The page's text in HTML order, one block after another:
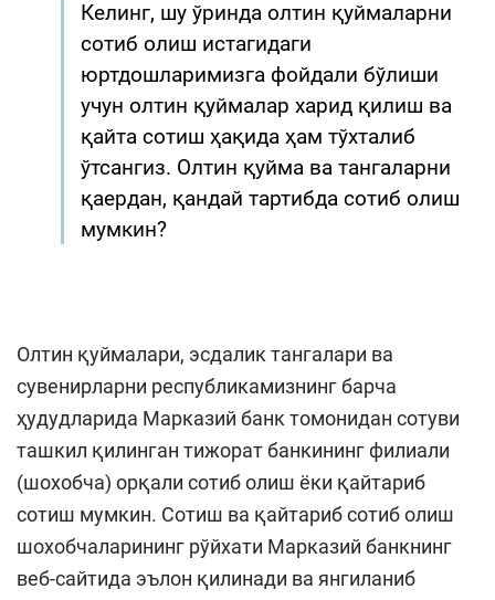
Келинг, шу ўринда олтин қуймаларни
сотиб олиш истагидаги
юртдошларимизга фойдали бўлиши
учун олтин қуймалар харид қилиш ва
қайта сотиш ҳақида ҳам тўхталиб
ўтсангиз. Олтин қуйма ва тангаларни
қаердан, қандай тартибда сотиб олиш
мумкин?
Олтин қуймалари, эсдалик тангалари ва
сувенирларни республикамизнинг барча
ҳудудларида Марказий банк томонидан сотуви
ташкил қилинган тижорат банкининг филиали
(шохобча) орқали сотиб олиш ёки қайтариб
сотиш мумкин. Сотиш ва қайтариб сотиб олиш
шохобчаларининг рўйхати Марказий банкнинг
веб-сайтида эълон қилинади ва янгиланиб